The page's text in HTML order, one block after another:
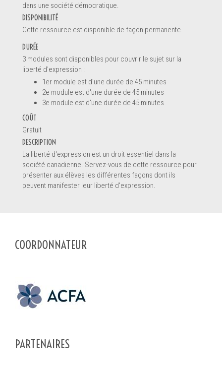
Message *
En soumettant ce formulaire, vous envoyez un message
directement au pourvoyeur de service de ce profil. Les informations
dans une société démocratique.
DISPONIBILITÉ
Cette ressource est disponible de façon permanente.
DURÉE
3 modules sont disponibles pour couvrir le sujet sur la
liberté d'expression :
1er module est d'une durée de 45 minutes
2e module est d'une durée de 45 minutes
3e module est d'une durée de 45 minutes
COÛT
Gratuit
DESCRIPTION
La liberté d'expression est un droit essentiel dans la
société canadienne. Servez-vous de cette ressource pour
présenter aux élèves les différentes façons dont ils
peuvent manifester leur liberté d'expression.
COORDONNATEUR
PARTENAIRES